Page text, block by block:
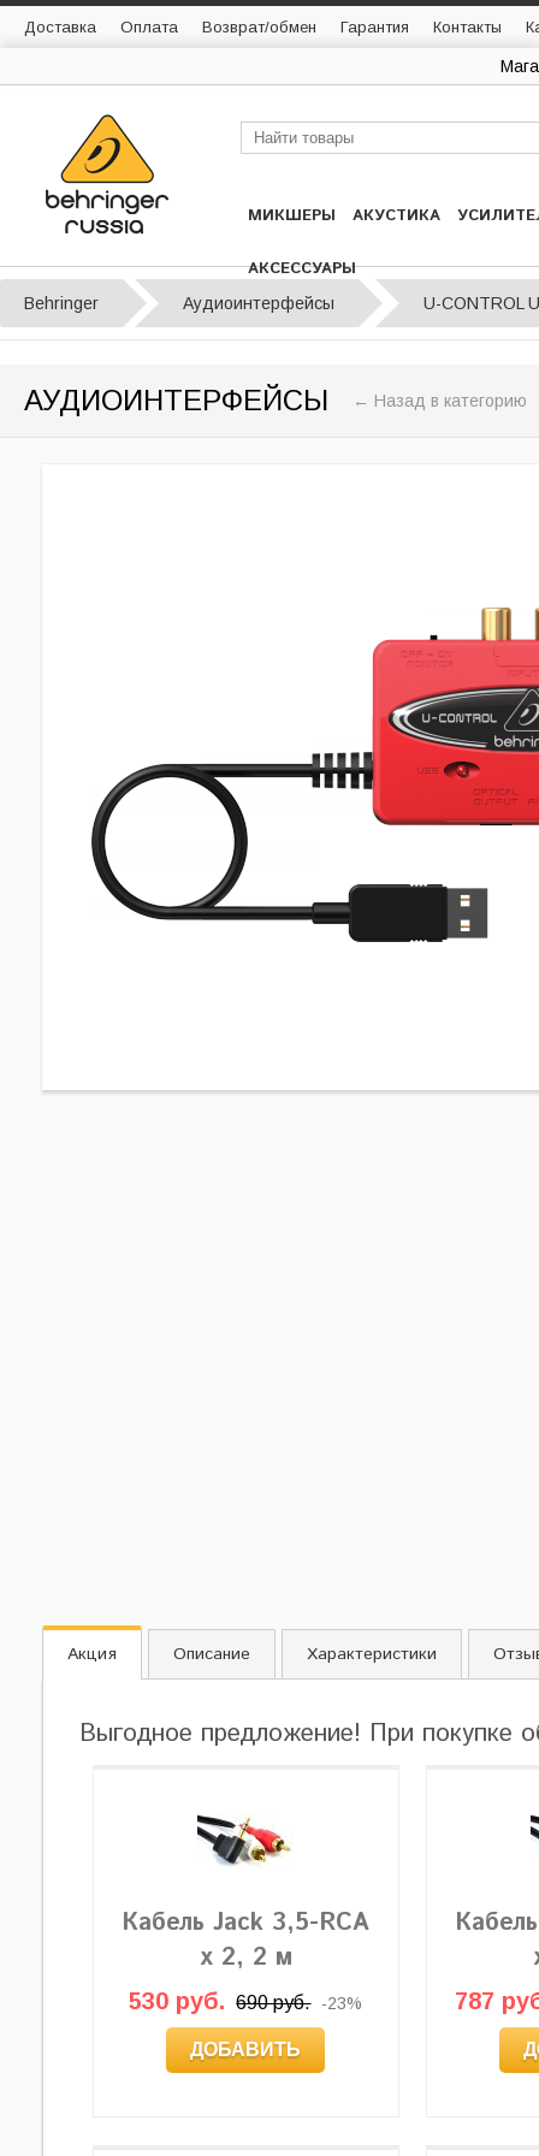
Доставка Оплата Возврат/обмен Гарантия Контакты
МИКШЕРЫ АКУСТИКА
АКСЕССУАРЫ
Behringer Аудиоинтерфейсы U-CONTROL
АУДИОИНТЕРФЕЙСЫ ← Назад в категорию
Акция Описание Характеристики
Выгодное предложение! При покупке
Кабель Jack 3,5-RCA
x 2, 2 м
530 руб. 690 руб. -23%
ДОБАВИТЬ
787